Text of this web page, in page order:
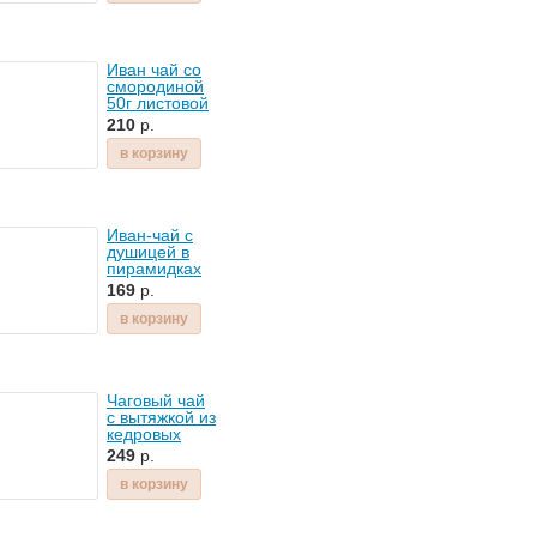
Иван чай со
смородиной
50г листовой
210 р.
в корзину
Иван-чай с
душицей в
пирамидках
169 р.
в корзину
Чаговый чай
с вытяжкой из
кедровых
орехов 120г
ЭкоЦвет
249 р.
в корзину